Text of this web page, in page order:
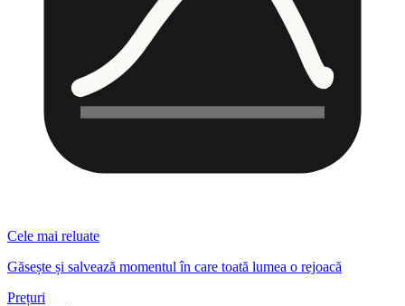
Cele mai reluate
Găsește și salvează momentul în care toată lumea o rejoacă
Prețuri